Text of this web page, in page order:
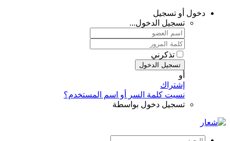
دخول أو تسجيل
تسجيل الدخول...
تذكرني
تسجيل الدخول
أو
إشتراك
نسيت كلمة السر أو اسم المستخدم؟
تسجيل دخول بواسطة